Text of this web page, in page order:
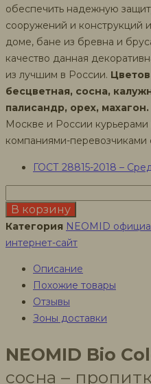
обеспечить надежную
сооружений и конструкций
доме, бане из бревна и
качество данная
из лучшим в России.
бесцветная, сосна,
палисандр, орех, махагон.
Москве и России
компаниями-перевозчиками
ГОСТ 28815-2018 –
товара
Пропитка
защитная
Color
Ultra
для
9
л
В корзину
Категория NEOMID
интернет-сайт
Описание
Похожие товары
Отзывы
Зоны доставки
NEOMID Bio
сосна –